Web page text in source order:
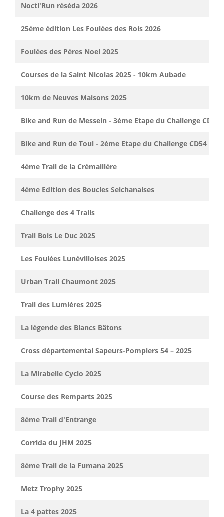
Nocti'Run réséda 2026
25ème édition Les Foulées des Rois 2026
Foulées des Pères Noel 2025
Courses de la Saint Nicolas 2025 - 10km Aubade
10km de Neuves Maisons 2025
Bike and Run de Messein - 3ème Etape du Challenge CD54
Bike and Run de Toul - 2ème Etape du Challenge CD54
4ème Trail de la Crémaillère
4ème Edition des Boucles Seichanaises
Challenge des 4 Trails
Trail Bois Le Duc 2025
Les Foulées Lunévilloises 2025
Urban Trail Chaumont 2025
Trail des Lumières 2025
La légende des Blancs Bâtons
Cross départemental Sapeurs-Pompiers 54 – 2025
La Mirabelle Cyclo 2025
Course des Remparts 2025
8ème Trail d'Entrange
Corrida du JHM 2025
8ème Trail de la Fumana 2025
Metz Trophy 2025
La 4 pattes 2025